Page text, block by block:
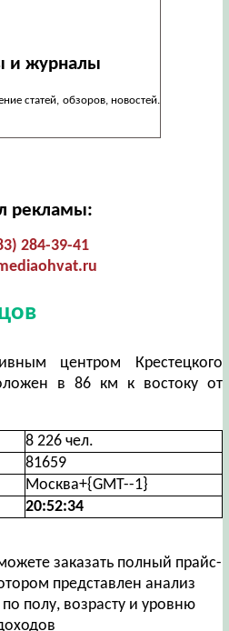
и журналы
статей, обзоров, новостей.
рекламы:
284-39-41
центром Крестецкого
в 86 км к востоку от
8 226 чел.
81659
Москва+{GMT--1}
20:52:35
заказать полный прайс-
представлен анализ
полу, возрасту и уровню